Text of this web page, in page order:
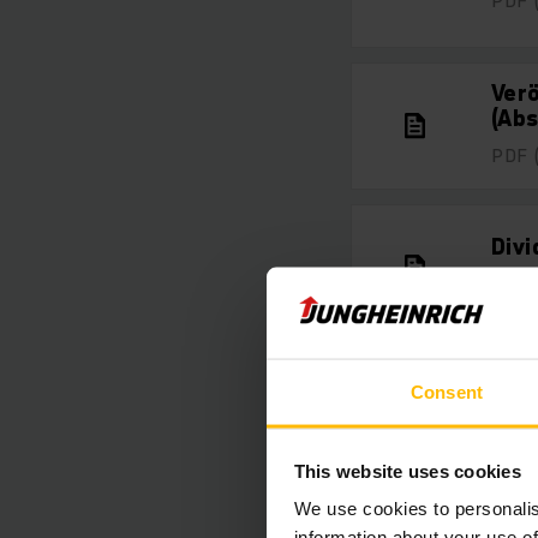
Consent
This website uses cookies
We use cookies to
PDF
PDF